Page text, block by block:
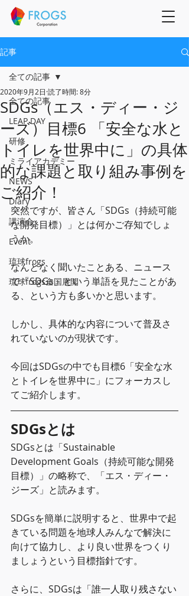
記事
全ての記事
LEAP DAY
研修
ミライアカデミー
NEWS
Diary
講演会
Event
琉球frogs
琉球frogs全国展開
全ての記事
SDGs（エス・ディー・ジ
ーズ）目標6 「安全な水と
トイレを世界中に」の具体
的な課題と取り組み事例を
ご紹介！
2020年9月2日 読了時間: 8分
突然ですが、皆さん「SDGs（持続可能
な開発目標）」とは何かご存知でしょ
うか。
なんとなく聞いたことある、ニュース
で「SDGs」という単語を見たことがあ
る、という方も多いかと思います。
しかし、具体的な内容について普及さ
れていないのが現状です。
今回はSDGsの中でも目標6「安全な水
とトイレを世界中に」にフォーカスし
てご紹介します。
SDGsとは
SDGsとは「Sustainable
Development Goals（持続可能な開発
目標）」の略称で、「エス・ディー・
ジーズ」と読みます。
SDGsを簡単に説明すると、世界中で起
きている問題を地球人みんなで解決に
向けて協力し、より良い世界をつくり
ましょうという目標指針です。
さらに、SDGsは「誰一人取り残さない